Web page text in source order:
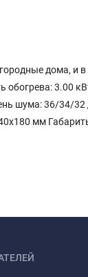
дома, и
3.00
шума: 36/34/
мм